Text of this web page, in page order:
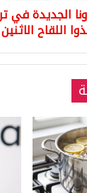
الجديدة في
الاثنين 01-02-2021